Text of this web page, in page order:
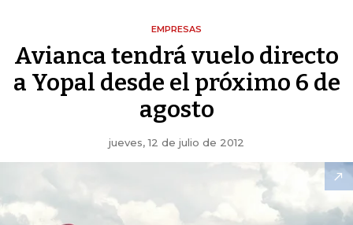
EMPRESAS
Avianca tendrá vuelo directo
a Yopal desde el próximo 6 de
agosto
jueves, 12 de julio de 2012